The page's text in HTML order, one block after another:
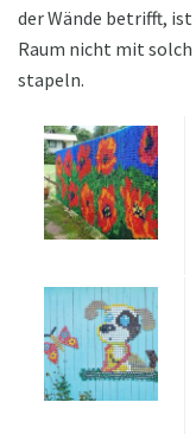
der Wände betrifft, ist
Raum nicht mit
stapeln.